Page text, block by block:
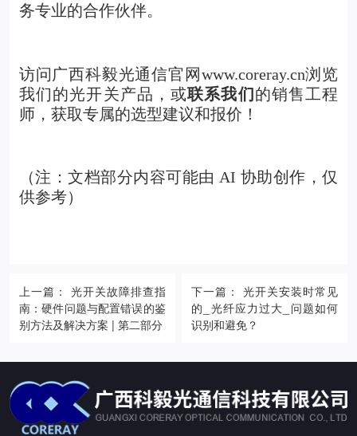
务专业的合作伙伴。
访问广西科毅光通信官网www.coreray.cn浏览
我们的光开关产品 ，或联系我们 的销售工程
师，获取专属的选型建议和报价！
（注：文档部分内容可能由 AI 协助创作，仅
供参考）
上一篇： 光开关故障排查指
南：硬件问题与配置错误的鉴
别方法及解决方案 | 第二部分
下一篇： 光开关安装时常见
的_光纤应力过大_问题如何
识别和避免？